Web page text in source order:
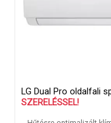
LG Dual Pro oldalfali
SZERELÉSSEL!